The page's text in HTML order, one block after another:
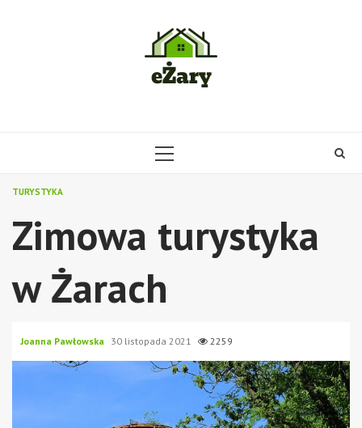
PRIMARY
TURYSTYKA
Zimowa turystyka
w Żarach
Joanna Pawłowska 30 listopada 2021 2259